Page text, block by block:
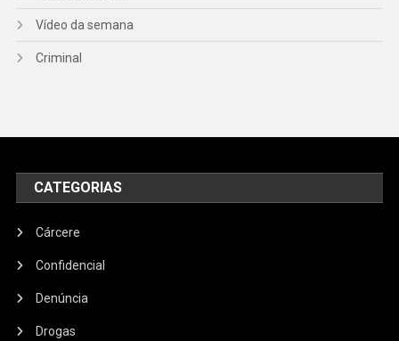
Vídeo da semana
Criminal
CATEGORIAS
Cárcere
Confidencial
Denúncia
Drogas